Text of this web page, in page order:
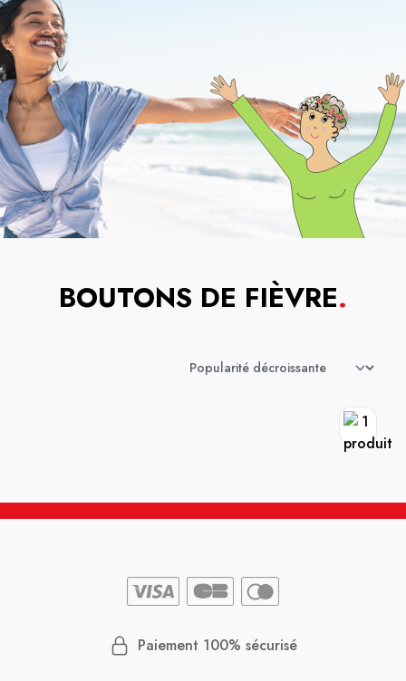
BOUTONS DE FIÈVRE.
Paiement 100% sécurisé